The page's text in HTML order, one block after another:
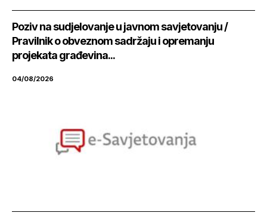
Poziv na sudjelovanje u javnom savjetovanju /
Pravilnik o obveznom sadržaju i opremanju
projekata građevina...
04/08/2026